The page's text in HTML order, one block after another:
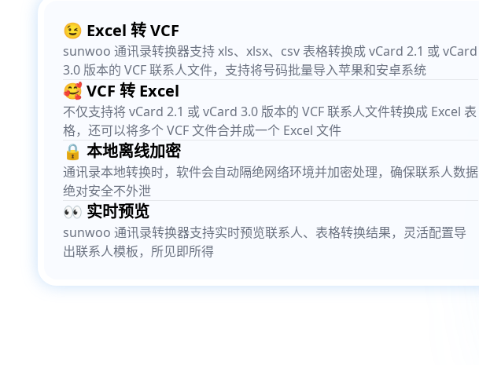
😉 Excel 转 VCF
sunwoo 通讯录转换器支持 xls、xlsx、csv 表格转换成 vCard 2.1 或 vCard
3.0 版本的 VCF 联系人文件，支持将号码批量导入苹果和安卓系统
🥰 VCF 转 Excel
不仅支持将 vCard 2.1 或 vCard 3.0 版本的 VCF 联系人文件转换成 Excel 表
格，还可以将多个 VCF 文件合并成一个 Excel 文件
🔒 本地离线加密
通讯录本地转换时，软件会自动隔绝网络环境并加密处理，确保联系人数据
绝对安全不外泄
👀 实时预览
sunwoo 通讯录转换器支持实时预览联系人、表格转换结果，灵活配置导
出联系人模板，所见即所得